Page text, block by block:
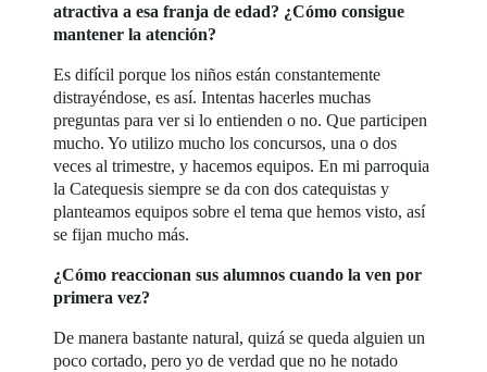
atractiva a esa franja de edad? ¿Cómo consigue
mantener la atención?
Es difícil porque los niños están constantemente
distrayéndose, es así. Intentas hacerles muchas
preguntas para ver si lo entienden o no. Que participen
mucho. Yo utilizo mucho los concursos, una o dos
veces al trimestre, y hacemos equipos. En mi parroquia
la Catequesis siempre se da con dos catequistas y
planteamos equipos sobre el tema que hemos visto, así
se fijan mucho más.
¿Cómo reaccionan sus alumnos cuando la ven por
primera vez?
De manera bastante natural, quizá se queda alguien un
poco cortado, pero yo de verdad que no he notado